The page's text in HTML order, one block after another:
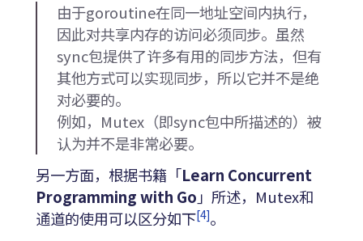
由于goroutine在同一地址空间内执行，
因此对共享内存的访问必须同步。虽然
sync包提供了许多有用的同步方法，但有
其他方式可以实现同步，所以它并不是绝
对必要的。
例如，Mutex（即sync包中所描述的）被
认为并不是非常必要。
另一方面，根据书籍「Learn Concurrent
Programming with Go 」所述，Mutex和
通道的使用可以区分如下[4]。